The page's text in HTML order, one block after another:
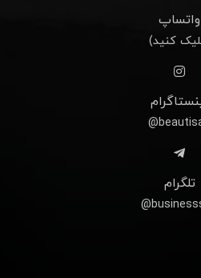
واتساپ
کنید)
تلگرام